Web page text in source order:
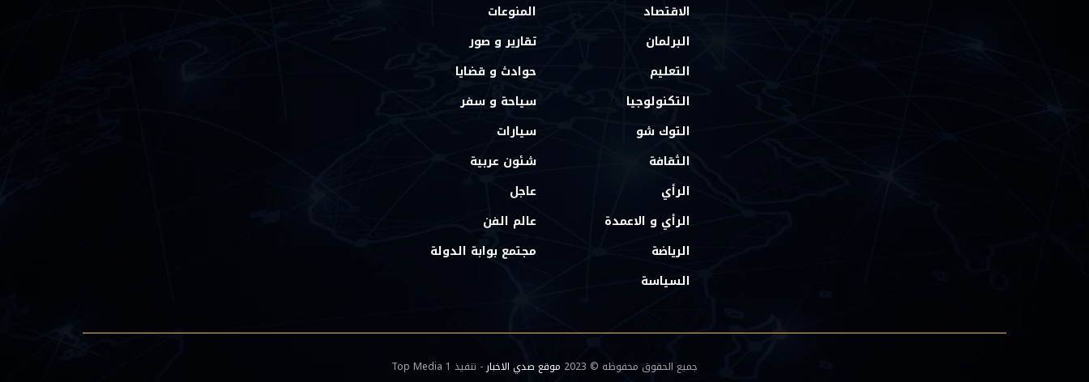
الاقتصاد
البرلمان
التعليم
التكنولوجيا
التوك شو
الثقافة
الرأي
الرأي و الاعمدة
الرياضة
السياسة
المنوعات
تقارير و صور
حوادث و قضايا
سياحة و سفر
سيارات
شئون عربية
عاجل
عالم الفن
مجتمع بوابة الدولة
جميع الحقوق محفوظه © 2023 موقع صدي الاخبار- تنفيذ Top Media 1